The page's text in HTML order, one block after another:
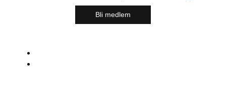
Bli medlem